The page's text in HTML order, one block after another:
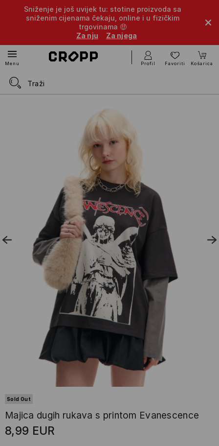
Sniženje je još uvijek tu: stotine proizvoda sa
sniženim cijenama čekaju, online i u fizičkim
trgovinama 🤑
Za nju
Za njega
Menu Profil Favoriti Košarica
Sold Out
Majica dugih rukava s printom Evanescence
8,99 EUR